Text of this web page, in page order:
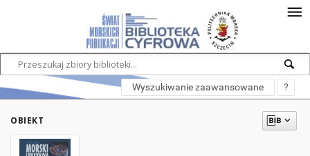
Wyszukiwanie zaawansowane ?
OBIEKT